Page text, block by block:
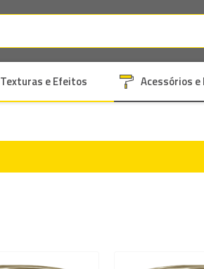
Texturas e Efeitos Acessórios